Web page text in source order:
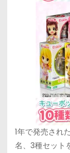
1年で発売され
名、3種セット